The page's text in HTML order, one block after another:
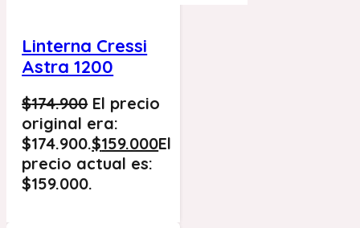
Linterna Cressi
Astra 1200
$174.900 El precio
original era:
$174.900.$159.000El
precio actual es:
$159.000.